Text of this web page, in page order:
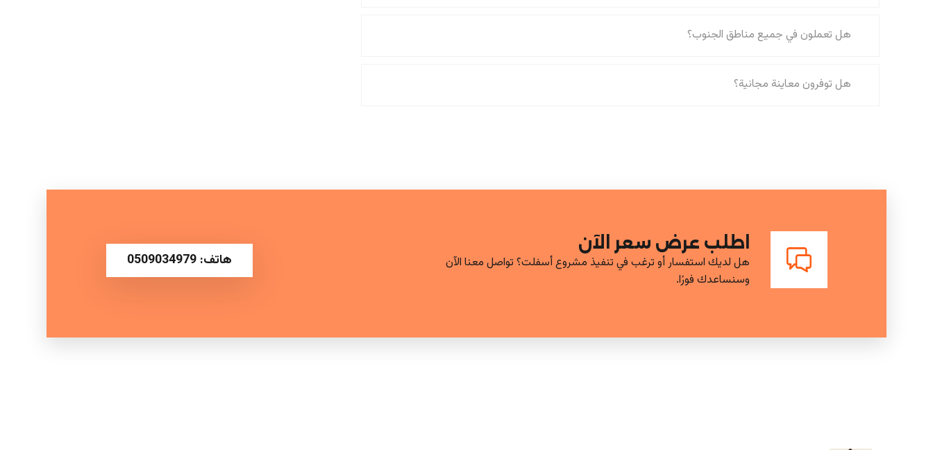
هل تعملون في جميع مناطق الجنوب؟
هل توفرون معاينة مجانية؟
اطلب عرض سعر الآن
هل لديك استفسار أو ترغب في تنفيذ مشروع أسفلت؟ تواصل معنا الآن
وسنساعدك فورًا.
هاتف: 0509034979